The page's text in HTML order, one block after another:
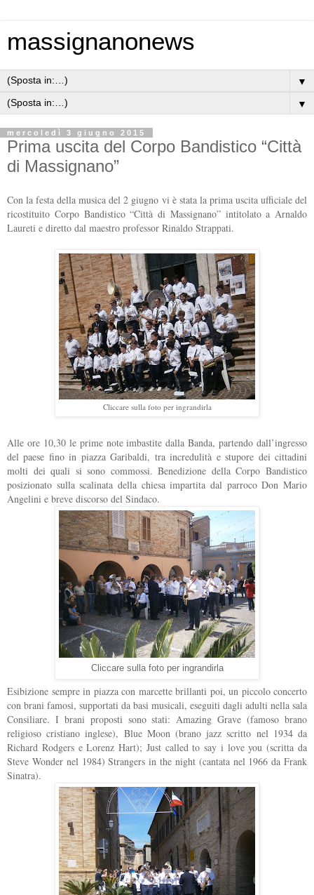
massignanonews
▼
▼
mercoledì 3 giugno 2015
Prima uscita del Corpo Bandistico “Città
di Massignano”
Con la festa della musica del 2 giugno vi è stata la prima uscita ufficiale del
ricostituito Corpo Bandistico “Città di Massignano” intitolato a Arnaldo
Laureti e diretto dal maestro professor Rinaldo Strappati.
Cliccare sulla foto per ingrandirla
Alle ore 10,30 le prime note imbastite dalla Banda, partendo dall’ingresso
del paese fino in piazza Garibaldi, tra incredulità e stupore dei cittadini
molti dei quali si sono commossi. Benedizione della Corpo Bandistico
posizionato sulla scalinata della chiesa impartita dal parroco Don Mario
Angelini e breve discorso del Sindaco.
Cliccare sulla foto per ingrandirla
Esibizione sempre in piazza con marcette brillanti poi, un piccolo concerto
con brani famosi, supportati da basi musicali, eseguiti dagli adulti nella sala
Consiliare. I brani proposti sono stati: Amazing Grave (famoso brano
religioso cristiano inglese), Blue Moon (brano jazz scritto nel 1934 da
Richard Rodgers e Lorenz Hart); Just called to say i love you (scritta da
Steve Wonder nel 1984) Strangers in the night (cantata nel 1966 da Frank
Sinatra).